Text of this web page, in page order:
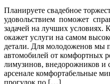
Планируете свадебное
удовольствием поможет
задачей на лучших условиях.
окажет услуги на самом
детали. Для молодоженов мы
автомобилей от комфортных
лимузинов, внедорожников и
арсенале комфортабельные
прогулок по […]